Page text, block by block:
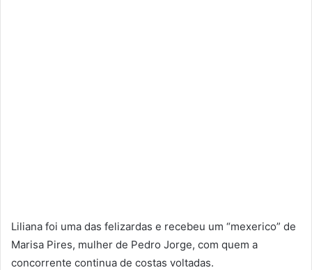
Liliana foi uma das felizardas e recebeu um “mexerico” de
Marisa Pires, mulher de Pedro Jorge, com quem a
concorrente continua de costas voltadas.